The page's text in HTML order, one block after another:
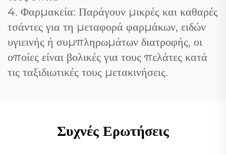
4. Φαρμακεία: Παράγουν μικρές και καθαρές
τσάντες για τη μεταφορά φαρμάκων, ειδών
υγιεινής ή συμπληρωμάτων διατροφής, οι
οποίες είναι βολικές για τους πελάτες κατά
τις ταξιδιωτικές τους μετακινήσεις.
Συχνές Ερωτήσεις